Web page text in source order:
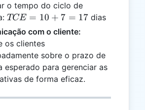
o tempo do ciclo de
TCE
= 10
+ 7
= 17
TCE = 10 + 7 = 17 dias
com o cliente:
os clientes
sobre o prazo de
esperado para gerenciar as
de forma eficaz.